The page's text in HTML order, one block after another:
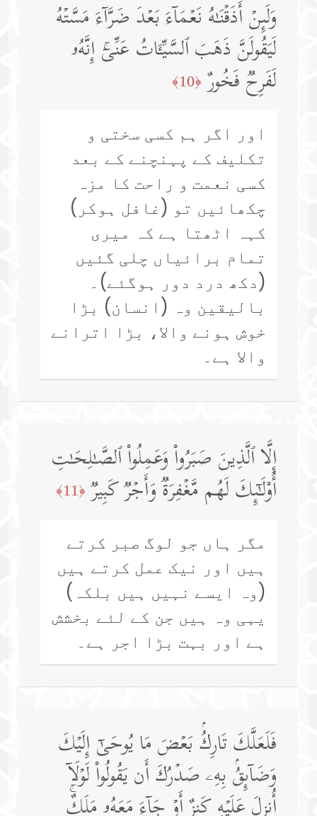
وَلَىِٕنۡ أَذَقۡنَـٰهُ نَعۡمَاۤءَ بَعۡدَ ضَرَّاۤءَ مَسَّتۡهُ
لَیَقُولَنَّ ذَهَبَ ٱلسَّیِّـَٔاتُ عَنِّیۤۚ إِنَّهُۥ
لَفَرِحࣱ فَخُورٌ ﴿10﴾
اور اگر ہم کسی سختی و
تکلیف کے پہنچنے کے بعد
کسی نعمت و راحت کا مزہ
چکھائیں تو (غافل ہوکر)
کہہ اٹھتا ہے کہ میری
تمام برائیاں چلی گئیں
(دکھ درد دور ہوگئے)۔
بالیقین وہ (انسان) بڑا
خوش ہونے والا، بڑا اترانے
والا ہے۔
إِلَّا ٱلَّذِینَ صَبَرُوا۟ وَعَمِلُوا۟ ٱلصَّـٰلِحَـٰتِ
أُو۟لَـٰۤىِٕكَ لَهُم مَّغۡفِرَةࣱ وَأَجۡرࣱ كَبِیرࣱ ﴿11﴾
مگر ہاں جو لوگ صبر کرتے
ہیں اور نیک عمل کرتے ہیں
(وہ ایسے نہیں ہیں بلکہ)
یہی وہ ہیں جن کے لئے بخشش
ہے اور بہت بڑا اجر ہے۔
فَلَعَلَّكَ تَارِكُۢ بَعۡضَ مَا یُوحَىٰۤ إِلَیۡكَ
وَضَاۤىِٕقُۢ بِهِۦ صَدۡرُكَ أَن یَقُولُوا۟ لَوۡلَاۤ
أُنزِلَ عَلَیۡهِ كَنزٌ أَوۡ جَاۤءَ مَعَهُۥ مَلَكٌۚ